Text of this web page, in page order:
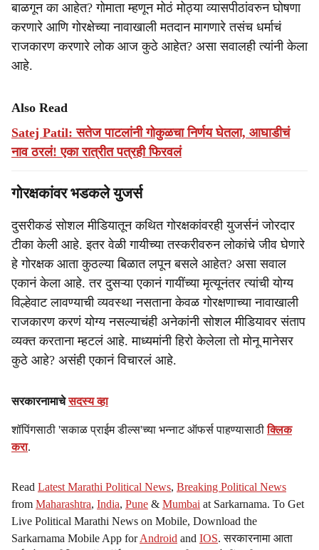
बाळगून का आहेत? गोमाता म्हणून मोठं मोठ्या व्यासपीठांवरुन घोषणा
करणारे आणि गोरक्षेच्या नावाखाली मतदान मागणारे तसंच धर्माचं
राजकारण करणारे लोक आज कुठे आहेत? असा सवालही त्यांनी केला
आहे.
Also Read
Satej Patil: सतेज पाटलांनी गोकुळचा निर्णय घेतला, आघाडीचं
नाव ठरलं! एका रात्रीत पत्रही फिरवलं
गोरक्षकांवर भडकले युजर्स
दुसरीकडं सोशल मीडियातून कथित गोरक्षकांवरही युजर्सनं जोरदार
टीका केली आहे. इतर वेळी गायीच्या तस्करीवरुन लोकांचे जीव घेणारे
हे गोरक्षक आता कुठल्या बिळात लपून बसले आहेत? असा सवाल
एकानं केला आहे. तर दुसऱ्या एकानं गायींच्या मृत्यूनंतर त्यांची योग्य
विल्हेवाट लावण्याची व्यवस्था नसताना केवळ गोरक्षणाच्या नावाखाली
राजकारण करणं योग्य नसल्याचंही अनेकांनी सोशल मीडियावर संताप
व्यक्त करताना म्हटलं आहे. माध्यमांनी हिरो केलेला तो मोनू मानेसर
कुठे आहे? असंही एकानं विचारलं आहे.
सरकारनामाचेसदस्य व्हा
शॉपिंगसाठी 'सकाळ प्राईम डील्स'च्या भन्नाट ऑफर्स पाहण्यासाठीक्लिक
करा.
Read Latest Marathi Political News, Breaking Political News
from Maharashtra, India, Pune & Mumbai at Sarkarnama. To Get
Live Political Marathi News on Mobile, Download the
Sarkarnama Mobile App forAndroid and IOS. सरकारनामा आता